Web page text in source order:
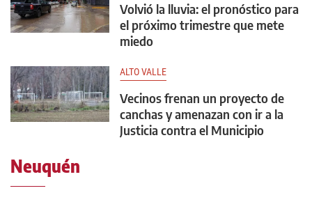
Volvió la lluvia: el pronóstico para
el próximo trimestre que mete
miedo
ALTO VALLE
Vecinos frenan un proyecto de
canchas y amenazan con ir a la
Justicia contra el Municipio
Neuquén